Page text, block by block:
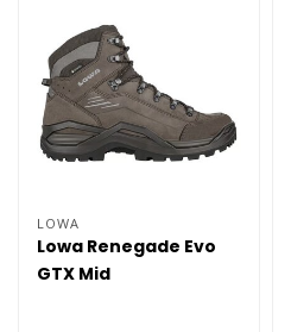
LOWA
Lowa Renegade Evo
GTX Mid